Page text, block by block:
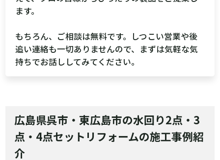
ます。
もちろん、ご相談は無料です。しつこい営業や後
追い連絡も一切ありませんので、まずは気軽な気
持ちでお話ししてみてください。
広島県呉市・東広島市の水回り2点・3
点・4点セットリフォームの施工事例紹
介